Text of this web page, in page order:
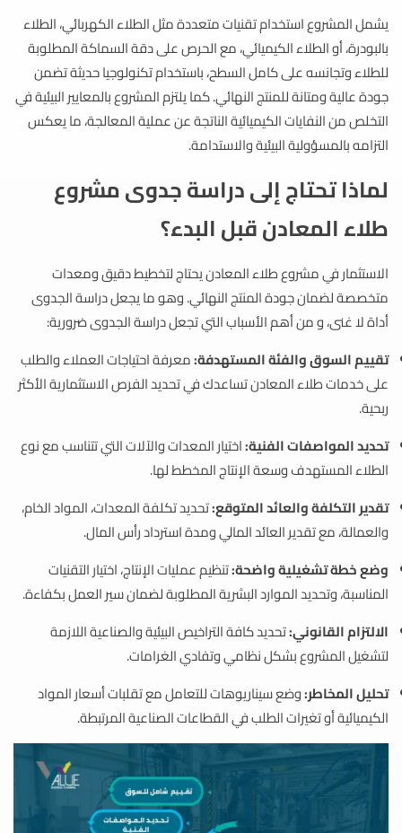
يشمل المشروع استخدام تقنيات متعددة مثل الطلاء الكهربائي، الطلاء
بالبودرة، أو الطلاء الكيميائي، مع الحرص على دقة السماكة المطلوبة
للطلاء وتجانسه على كامل السطح، باستخدام تكنولوجيا حديثة تضمن
جودة عالية ومتانة للمنتج النهائي. كما يلتزم المشروع بالمعايير البيئية في
التخلص من النفايات الكيميائية الناتجة عن عملية المعالجة، ما يعكس
التزامه بالمسؤولية البيئية والاستدامة.
لماذا تحتاج إلى دراسة جدوى مشروع
طلاء المعادن قبل البدء؟
الاستثمار في مشروع طلاء المعادن يحتاج لتخطيط دقيق ومعدات
متخصصة لضمان جودة المنتج النهائي. وهو ما يجعل دراسة الجدوى
أداة لا غنى، و من أهم الأسباب التي تجعل دراسة الجدوى ضرورية:
تقييم السوق والفئة المستهدفة:معرفة احتياجات العملاء والطلب
على خدمات طلاء المعادن تساعدك في تحديد الفرص الاستثمارية الأكثر
ربحية.
تحديد المواصفات الفنية:اختيار المعدات والآلات التي تتناسب مع نوع
الطلاء المستهدف وسعة الإنتاج المخطط لها.
تقدير التكلفة والعائد المتوقع:تحديد تكلفة المعدات، المواد الخام،
والعمالة، مع تقدير العائد المالي ومدة استرداد رأس المال.
وضع خطة تشغيلية واضحة:تنظيم عمليات الإنتاج، اختيار التقنيات
المناسبة، وتحديد الموارد البشرية المطلوبة لضمان سير العمل بكفاءة.
الالتزام القانوني:تحديد كافة التراخيص البيئية والصناعية اللازمة
لتشغيل المشروع بشكل نظامي وتفادي الغرامات.
تحليل المخاطر:وضع سيناريوهات للتعامل مع تقلبات أسعار المواد
الكيميائية أو تغيرات الطلب في القطاعات الصناعية المرتبطة.